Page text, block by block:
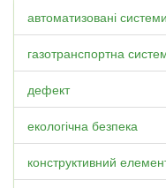
автоматизовані
газотранспортна
дефект
екологічна безпека
конструктивний